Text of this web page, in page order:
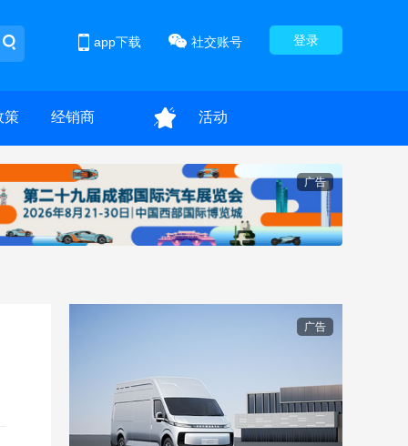
登录
社交账号
app下载
策 经销商 活动
广告
广告